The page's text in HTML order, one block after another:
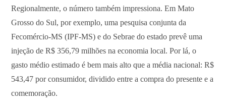
Regionalmente, o número também impressiona. Em Mato
Grosso do Sul, por exemplo, uma pesquisa conjunta da
Fecomércio-MS (IPF-MS) e do Sebrae do estado prevê uma
injeção de R$ 356,79 milhões na economia local. Por lá, o
gasto médio estimado é bem mais alto que a média nacional: R$
543,47 por consumidor, dividido entre a compra do presente e a
comemoração.